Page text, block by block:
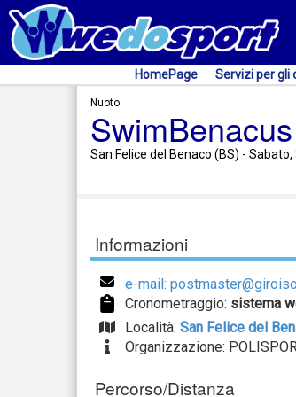
HomePage Servizi per gli
Nuoto
SwimBenacus
San Felice del Benaco (BS) -
Informazioni
e-mail:
Cronometraggio: sistema
Località: San Felice del
Organizzazione:
Percorso/Distanza